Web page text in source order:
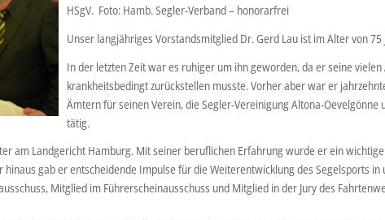
HSgV. Foto: Hamb. Segler-Verband – honorarfrei
Unser langjähriges Vorstandsmitglied Dr. Gerd Lau ist im Alter von
In der letzten Zeit war es ruhiger um ihn geworden, da er seine
krankheitsbedingt zurückstellen musste. Vorher aber war er
Ämtern für seinen Verein, die Segler-Vereinigung Altona-Oevelgönne
tätig.
am Landgericht Hamburg. Mit seiner beruflichen Erfahrung wurde er ein
gab er entscheidende Impulse für die Weiterentwicklung des Segelsports in
Mitglied im Führerscheinausschuss und Mitglied in der Jury des